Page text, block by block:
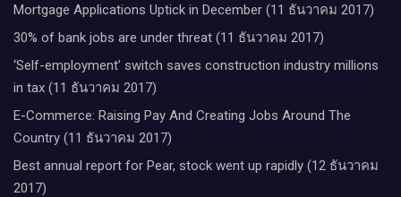
Mortgage Applications Uptick in December (11 ธันวาคม 2017)
30% of bank jobs are under threat (11 ธันวาคม 2017)
‘Self-employment’ switch saves construction industry millions
in tax (11 ธันวาคม 2017)
E-Commerce: Raising Pay And Creating Jobs Around The
Country (11 ธันวาคม 2017)
Best annual report for Pear, stock went up rapidly (12 ธันวาคม
2017)